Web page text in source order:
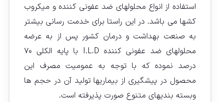
استفاده از انواع محلولهای ضد عفونی کننده و میکروب
کشها می باشد. در این راستا برای خدمت رسانی بیشتر
به صنعت بهداشت و درمان کشور پس از به عرضه
محلولهای ضد عفونی کننده I.L.D با پایه الکلی ۷۰
درصد نموده که با توجه به عمومیت مصرف این
محصول در پیشگیری از بیماریها تولید آن در حجم ها
وبسته بندیهای متنوع صورت پذیرفته است.